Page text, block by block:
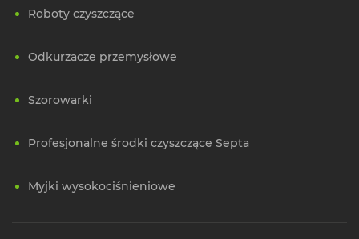
Roboty czyszczące
Odkurzacze przemysłowe
Szorowarki
Profesjonalne środki czyszczące Septa
Myjki wysokociśnieniowe